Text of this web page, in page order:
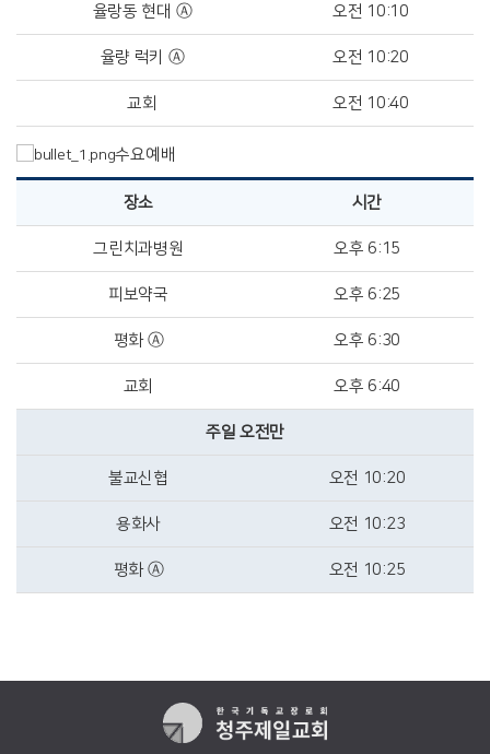
율랑동 현대 Ⓐ 오전 10:10
율량 럭키 Ⓐ 오전 10:20
교회 오전 10:40
수요예배
장소 시간
그린치과병원 오후 6:15
피보약국 오후 6:25
평화 Ⓐ 오후 6:30
교회 오후 6:40
주일 오전만
불교신협 오전 10:20
용화사 오전 10:23
평화 Ⓐ 오전 10:25